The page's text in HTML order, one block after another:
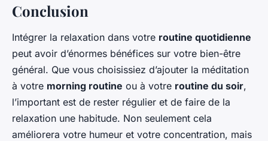
Conclusion
Intégrer la relaxation dans votre routine quotidienne
peut avoir d’énormes bénéfices sur votre bien-être
général. Que vous choisissiez d’ajouter la méditation
à votre morning routine ou à votre routine du soir,
l’important est de rester régulier et de faire de la
relaxation une habitude. Non seulement cela
améliorera votre humeur et votre concentration, mais